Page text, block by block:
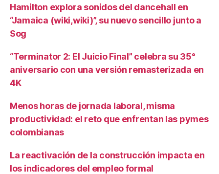
Hamilton explora sonidos del dancehall en
“Jamaica (wiki,wiki)”, su nuevo sencillo junto a
Sog
“Terminator 2: El Juicio Final” celebra su 35°
aniversario con una versión remasterizada en
4K
Menos horas de jornada laboral, misma
productividad: el reto que enfrentan las pymes
colombianas
La reactivación de la construcción impacta en
los indicadores del empleo formal